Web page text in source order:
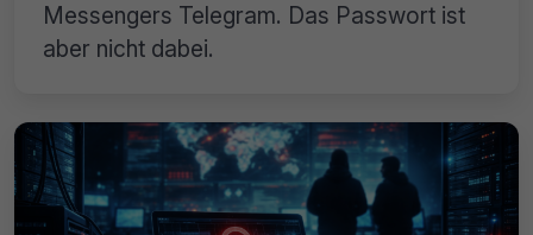
Messengers Telegram. Das Passwort ist
aber nicht dabei.